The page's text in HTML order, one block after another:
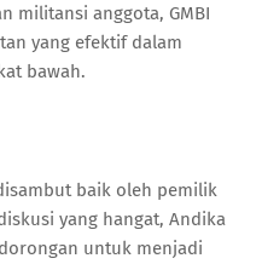
militansi anggota, GMBI
yang efektif dalam
bawah.
baik oleh pemilik
yang hangat, Andika
untuk menjadi